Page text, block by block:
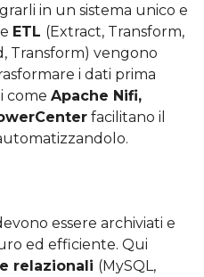
in un sistema unico e
ETL (Extract, Transform,
Transform) vengono
i dati prima
come Apache Nifi,
facilitano il
essere archiviati e
ed efficiente. Qui
relazionali (MySQL,